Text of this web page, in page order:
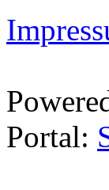
Portal: